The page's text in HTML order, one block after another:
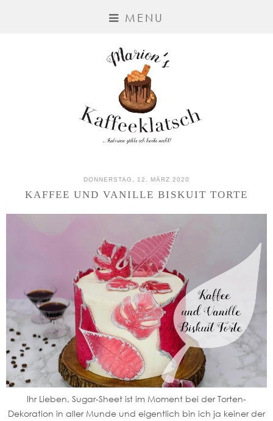
MENU
DONNERSTAG, 12. MÄRZ 2020
KAFFEE UND VANILLE BISKUIT TORTE
Ihr Lieben, Sugar-Sheet ist im Moment bei der Torten-
Dekoration in aller Munde und eigentlich bin ich ja keiner der